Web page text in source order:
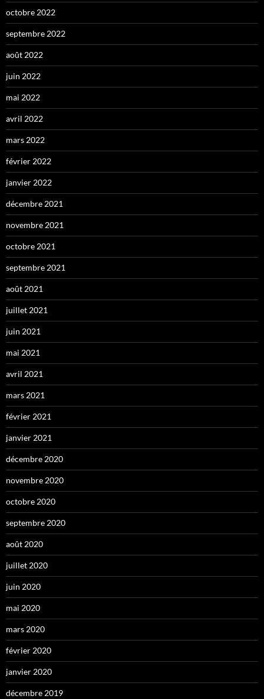
octobre 2022
septembre 2022
août 2022
juin 2022
mai 2022
avril 2022
mars 2022
février 2022
janvier 2022
décembre 2021
novembre 2021
octobre 2021
septembre 2021
août 2021
juillet 2021
juin 2021
mai 2021
avril 2021
mars 2021
février 2021
janvier 2021
décembre 2020
novembre 2020
octobre 2020
septembre 2020
août 2020
juillet 2020
juin 2020
mai 2020
mars 2020
février 2020
janvier 2020
décembre 2019